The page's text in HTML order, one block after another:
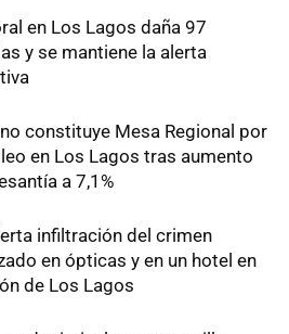
en Los Lagos daña 97
y se mantiene la alerta
constituye Mesa Regional por
en Los Lagos tras aumento
a 7,1%
infiltración del crimen
en ópticas y en un hotel en
de Los Lagos